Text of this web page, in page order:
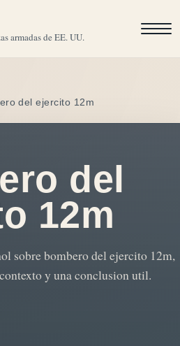
armadas de EE. UU.
del ejercito 12m
del
12m
sobre bombero del ejercito 12m,
y una conclusion util.